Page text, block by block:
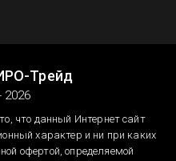
Трейд
2026
что данный Интернет сайт
характер и ни при каких
офертой, определяемой